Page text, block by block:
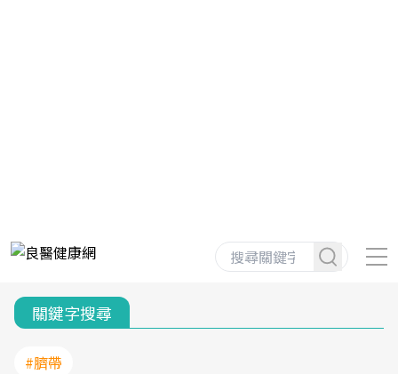
關鍵字搜尋
#臍帶